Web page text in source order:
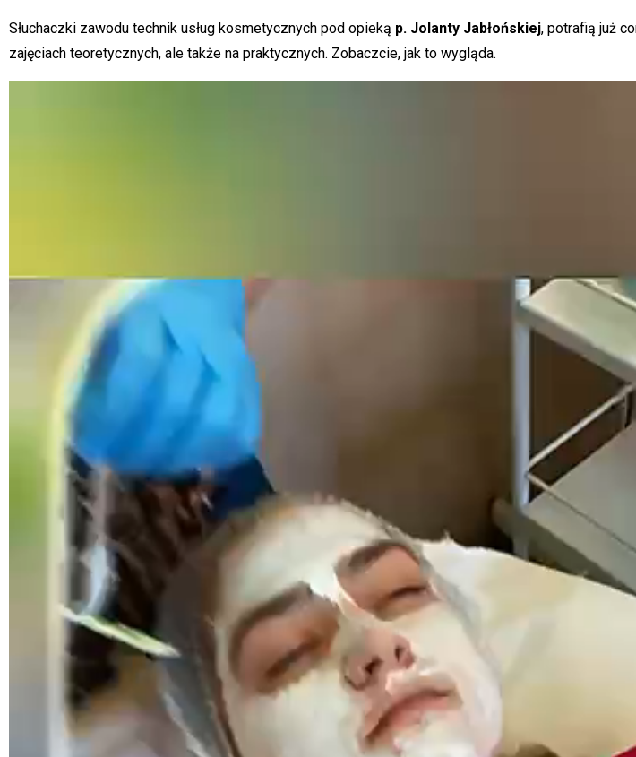
Słuchaczki zawodu technik usług kosmetycznych pod opieką p. Jolanty Jabłońskiej, potrafią już
zajęciach teoretycznych, ale także na praktycznych. Zobaczcie, jak to wygląda.